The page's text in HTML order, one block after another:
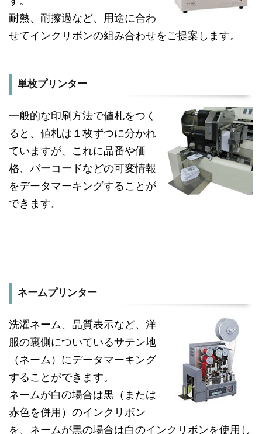
耐熱、耐擦過など、用途に合わ
せてインクリボンの組み合わせをご提案します。
単枚プリンター
一般的な印刷方法で値札をつく
ると、値札は１枚ずつに分かれ
ていますが、これに品番や価
格、バーコードなどの可変情報
をデータマーキングすることが
できます。
ネームプリンター
洗濯ネーム、品質表示など、洋
服の裏側についているサテン地
（ネーム）にデータマーキング
することができます。
ネームが白の場合は黒（または
赤色を併用）のインクリボン
を、ネームが黒の場合は白のインクリボンを使用し